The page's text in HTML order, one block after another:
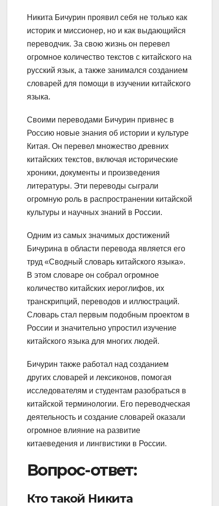
Никита Бичурин проявил себя не только как
историк и миссионер, но и как выдающийся
переводчик. За свою жизнь он перевел
огромное количество текстов с китайского на
русский язык, а также занимался созданием
словарей для помощи в изучении китайского
языка.
Своими переводами Бичурин привнес в
Россию новые знания об истории и культуре
Китая. Он перевел множество древних
китайских текстов, включая исторические
хроники, документы и произведения
литературы. Эти переводы сыграли
огромную роль в распространении китайской
культуры и научных знаний в России.
Одним из самых значимых достижений
Бичурина в области перевода является его
труд «Сводный словарь китайского языка».
В этом словаре он собрал огромное
количество китайских иероглифов, их
транскрипций, переводов и иллюстраций.
Словарь стал первым подобным проектом в
России и значительно упростил изучение
китайского языка для многих людей.
Бичурин также работал над созданием
других словарей и лексиконов, помогая
исследователям и студентам разобраться в
китайской терминологии. Его переводческая
деятельность и создание словарей оказали
огромное влияние на развитие
китаеведения и лингвистики в России.
Вопрос-ответ:
Кто такой Никита